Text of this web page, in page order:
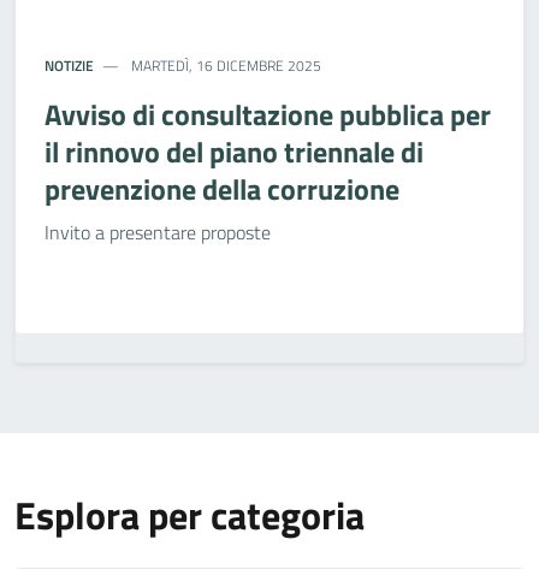
NOTIZIE MARTEDÌ, 16 DICEMBRE 2025
Avviso di consultazione pubblica per
il rinnovo del piano triennale di
prevenzione della corruzione
Invito a presentare proposte
Esplora per categoria